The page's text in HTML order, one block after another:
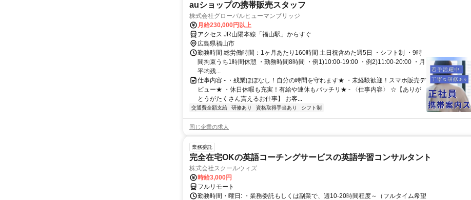
auショップの携帯販売スタッフ
株式会社グローバルヒューマンブリッジ
月給230,000円以上
アクセス JR山陽本線「福山駅」からすぐ
広島県福山市
勤務時間 総労働時間：1ヶ月あたり160時間 土日祝含めた週5日 ・シフト制 ・9時
間拘束うち1時間休憩 ・勤務時間8時間 ・例1)10:00-19:00 ・例2)11:00-20:00 ・月
平均残...
仕事内容 - ・残業ほぼなし！自分の時間を守れます★ ・未経験歓迎！スマホ販売デ
ビュー★ ・休日休暇も充実！有給や連休もバッチリ★ - 〈仕事内容〉 ☆【ありが
とうがたくさん貰えるお仕事】 お客...
交通費全額支給 研修あり 資格取得手当あり シフト制
同じ企業の求人
業務委託
完全在宅OKの英語コーチングサービスの英語学習コンサルタント
株式会社スクールウィズ
時給3,000円
フルリモート
勤務時間・曜日: ・業務委託もしくは副業で、週10-20時間程度～（フルタイム希望